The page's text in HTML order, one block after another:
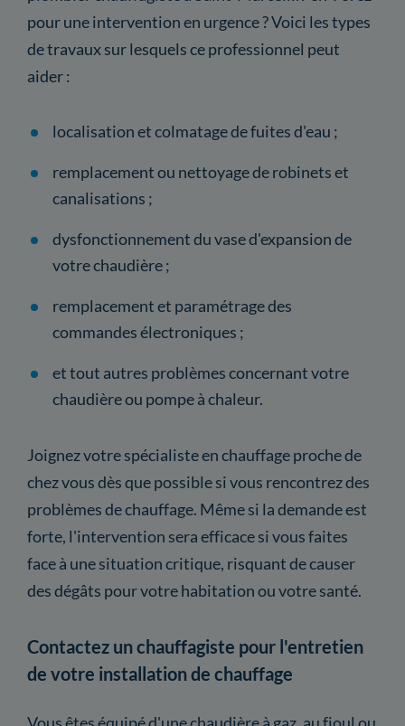
pour une intervention en urgence ? Voici les types
de travaux sur lesquels ce professionnel peut
aider :
localisation et colmatage de fuites d'eau ;
remplacement ou nettoyage de robinets et
canalisations ;
dysfonctionnement du vase d'expansion de
votre chaudière ;
remplacement et paramétrage des
commandes électroniques ;
et tout autres problèmes concernant votre
chaudière ou pompe à chaleur.
Joignez votre spécialiste en chauffage proche de
chez vous dès que possible si vous rencontrez des
problèmes de chauffage. Même si la demande est
forte, l'intervention sera efficace si vous faites
face à une situation critique, risquant de causer
des dégâts pour votre habitation ou votre santé.
Contactez un chauffagiste pour l'entretien
de votre installation de chauffage